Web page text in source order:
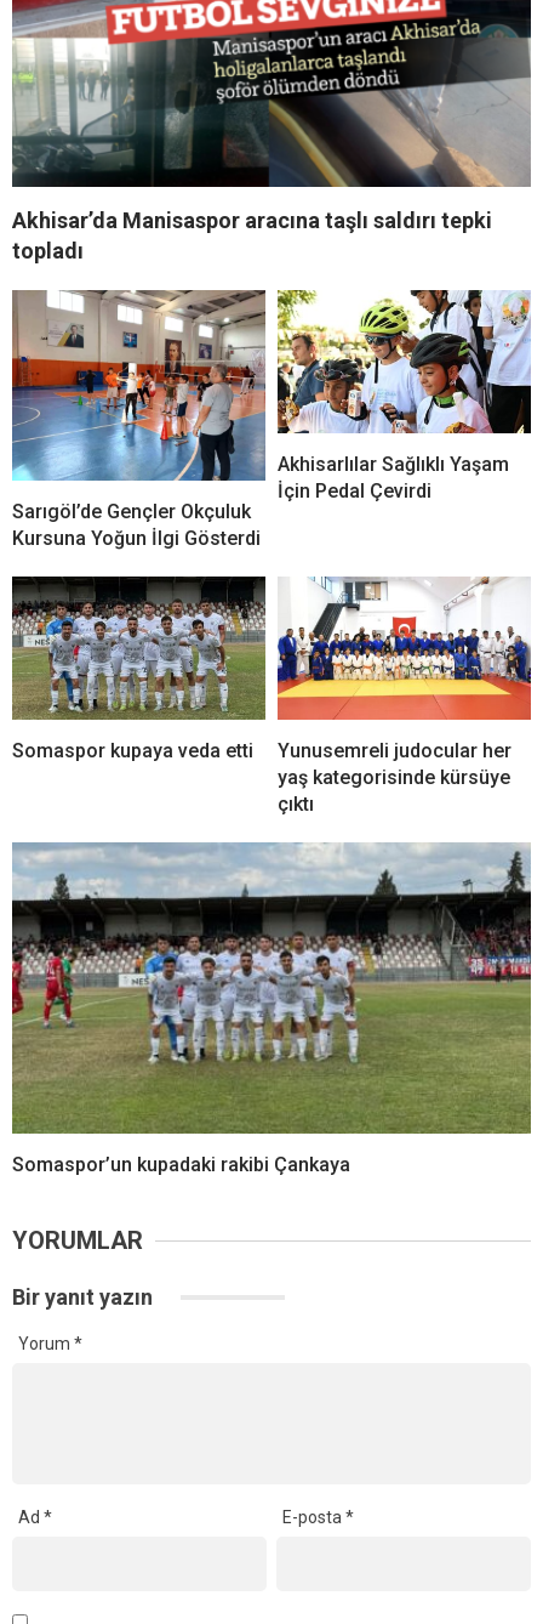
Akhisar’da Manisaspor aracına taşlı saldırı tepki
topladı
Sarıgöl’de Gençler Okçuluk
Kursuna Yoğun İlgi Gösterdi
Akhisarlılar Sağlıklı Yaşam
İçin Pedal Çevirdi
Somaspor kupaya veda etti
Yunusemreli judocular her
yaş kategorisinde kürsüye
çıktı
Somaspor’un kupadaki rakibi Çankaya
YORUMLAR
Bir yanıt yazın
Yorum *
Ad * E-posta*